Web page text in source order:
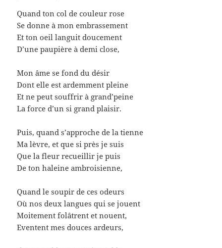
Quand ton col de couleur rose
Se donne à mon embrassement
Et ton oeil languit doucement
D’une paupière à demi close,
Mon âme se fond du désir
Dont elle est ardemment pleine
Et ne peut souffrir à grand’peine
La force d’un si grand plaisir.
Puis, quand s’approche de la tienne
Ma lèvre, et que si près je suis
Que la fleur recueillir je puis
De ton haleine ambroisienne,
Quand le soupir de ces odeurs
Où nos deux langues qui se jouent
Moitement folâtrent et nouent,
Eventent mes douces ardeurs,